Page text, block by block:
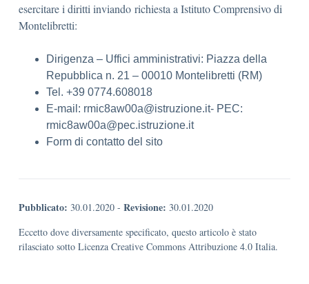
esercitare i diritti inviando richiesta a Istituto Comprensivo di
Montelibretti:
Dirigenza – Uffici amministrativi: Piazza della
Repubblica n. 21 – 00010 Montelibretti (RM)
Tel. +39 0774.608018
E-mail: rmic8aw00a@istruzione.it- PEC:
rmic8aw00a@pec.istruzione.it
Form di contatto del sito
Pubblicato: 30.01.2020 - Revisione: 30.01.2020
Eccetto dove diversamente specificato, questo articolo è stato
rilasciato sotto Licenza Creative Commons Attribuzione 4.0 Italia.